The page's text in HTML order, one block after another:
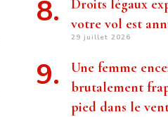
Droits légaux
votre vol est
29 juillet 2026
Une femme
brutalement
pied dans le